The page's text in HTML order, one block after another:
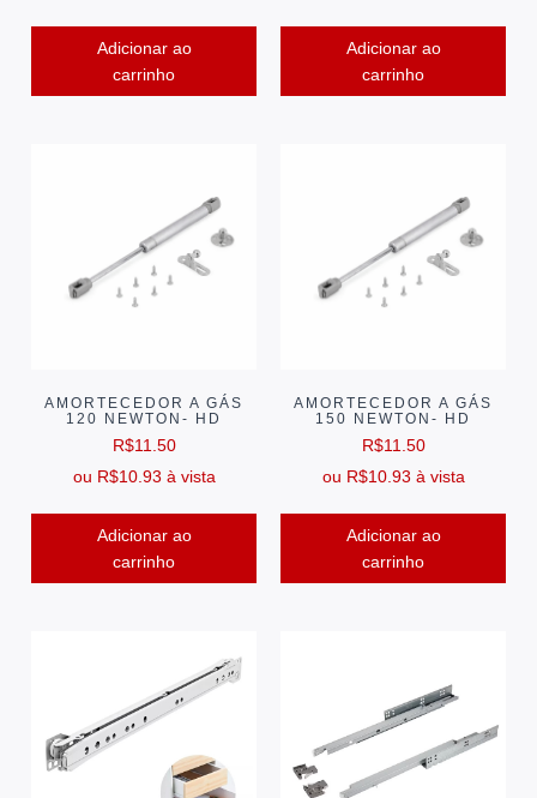
Adicionar ao
carrinho
Adicionar ao
carrinho
AMORTECEDOR A GÁS
120 NEWTON- HD
R$11.50
ou R$10.93 à vista
Adicionar ao
carrinho
AMORTECEDOR A GÁS
150 NEWTON- HD
R$11.50
ou R$10.93 à vista
Adicionar ao
carrinho